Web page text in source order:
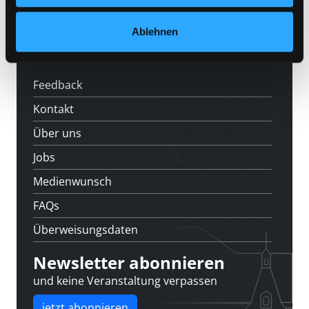
Ablehnen
Standorte
Feedback
Kontakt
Über uns
Jobs
Medienwunsch
FAQs
Überweisungsdaten
Newsletter abonnieren
und keine Veranstaltung verpassen